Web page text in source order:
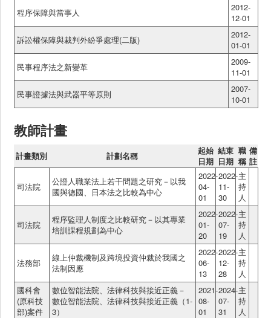
程序保障與當事人
2012-
12-01
訴訟權保障與裁判外紛爭處理(二版)
2012-
01-01
民事程序法之新變革
2009-
11-01
民事證據法與武器平等原則
2007-
10-01
教師計畫
計畫類別 計劃名稱
起始
日期
結束
日期
職
稱
備
註
司法院
公證人職業法上若干問題之研究－以我
國與德國、日本法之比較為中心
2022-
04-
01
2022-
11-
30
主
持
人
司法院
程序監理人制度之比較研究－以其專業
培訓課程規劃為中心
2022-
01-
20
2022-
07-
19
主
持
人
法務部
線上仲裁機制及跨境投資仲裁於我國之
法制因應
2022-
06-
13
2022-
12-
28
主
持
人
國科會
(原科技
部)案件
數位智能法院、法律科技與接近正義－
數位智能法院、法律科技與接近正義（1-
3）
2021-
08-
01
2024-
07-
31
主
持
人